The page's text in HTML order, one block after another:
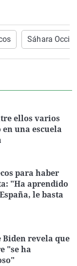
Sáhara
ellos varios
una escuela
para haber
"Ha aprendido
le basta
Biden revela que
"se ha